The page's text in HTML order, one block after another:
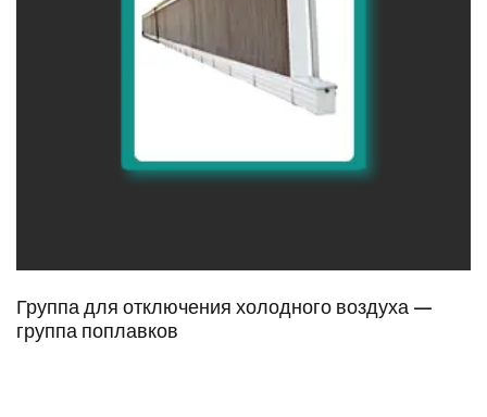
Группа для отключения холодного воздуха —
группа поплавков